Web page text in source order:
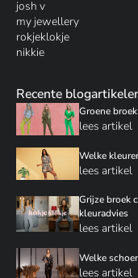
josh v
my jewellery
rokjeklokje
nikkie
Recente
Groene
lees artikel
Welke
lees artikel
Grijze broek
kleuradvies
lees artikel
Welke
lees artikel